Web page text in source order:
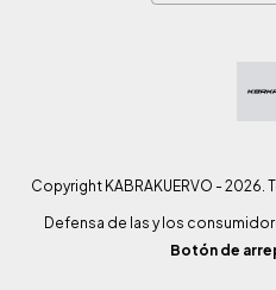
Copyright KABRAKUERVO -
Defensa de las y los
Botón de